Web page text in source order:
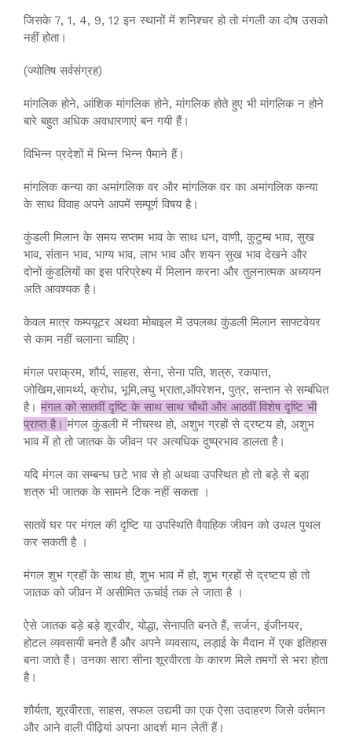
जिसके 7, 1, 4, 9, 12 इन स्थानों में शनिश्चर हो तो मंगली का दोष उसको
नहीं होता।
(ज्योतिष सर्वसंग्रह)
मांगलिक होने, आंशिक मांगलिक होने, मांगलिक होते हुए भी मांगलिक न होने
बारे बहुत अधिक अवधारणाएं बन गयी हैं।
विभिन्न प्रदेशों में भिन्न भिन्न पैमाने हैं।
मांगलिक कन्या का अमांगलिक वर और मांगलिक वर का अमांगलिक कन्या
के साथ विवाह अपने आपमें सम्पूर्ण विषय है।
कुंडली मिलान के समय सप्तम भाव के साथ धन, वाणी, कुटुम्ब भाव, सुख
भाव, संतान भाव, भाग्य भाव, लाभ भाव और शयन सुख भाव देखने और
दोनों कुंडलियों का इस परिप्रेक्ष्य में मिलान करना और तुलनात्मक अध्ययन
अति आवश्यक है।
केवल मात्र कम्पयूटर अथवा मोबाइल में उपलब्ध कुंडली मिलान साफ्टवेयर
से काम नहीं चलाना चाहिए।
मंगल पराक्रम, शौर्य, साहस, सेना, सेना पति, शत्रु, रकपात्त,
जोखिम,सामर्थ्य, क्रोध, भूमि,लघु भ्राता,ऑपरेशन, पुत्र, सन्तान से सम्बंधित
है। मंगल को सातवीं दृष्टि के साथ साथ चौथी और आठवीं विशेष दृष्टि भी
प्राप्त है। मंगल कुंडली में नीचस्थ हो, अशुभ ग्रहों से द्रष्टय हो, अशुभ
भाव में हो तो जातक के जीवन पर अत्यधिक दुष्प्रभाव डालता है।
यदि मंगल का सम्बन्ध छटे भाव से हो अथवा उपस्थित हो तो बड़े से बड़ा
शत्रु भी जातक के सामने टिक नहीं सकता ।
सातवें घर पर मंगल की दृष्टि या उपस्थिति वैवाहिक जीवन को उथल पुथल
कर सकती है ।
मंगल शुभ ग्रहों के साथ हो, शुभ भाव में हो, शुभ ग्रहों से द्रष्टय हो तो
जातक को जीवन में असीमित ऊचांई तक ले जाता है ।
ऐसे जातक बड़े बड़े शूरवीर, योद्धा, सेनापति बनते हैं, सर्जन, इंजीनयर,
होटल व्यवसायी बनते हैं और अपने व्यवसाय, लड़ाई के मैदान में एक इतिहास
बना जाते हैं। उनका सारा सीना शूरवीरता के कारण मिले तमगों से भरा होता
है।
शौर्यता, शूरवीरता, साहस, सफल उद्यमी का एक ऐसा उदाहरण जिसे वर्तमान
और आने वाली पीढ़ियां अपना आदर्श मान लेती हैं।